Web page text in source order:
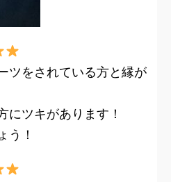
ツをされている方と縁が
にツキがあります！
う！